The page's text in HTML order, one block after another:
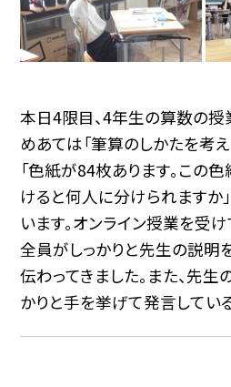
本日4限目、4年生の算数の授
めあては「筆算のしかたを考え
「色紙が84枚あります。この
けると何人に分けられますか
います。オンライン授業を受
全員がしっかりと先生の説明
伝わってきました。また、先生
かりと手を挙げて発言してい